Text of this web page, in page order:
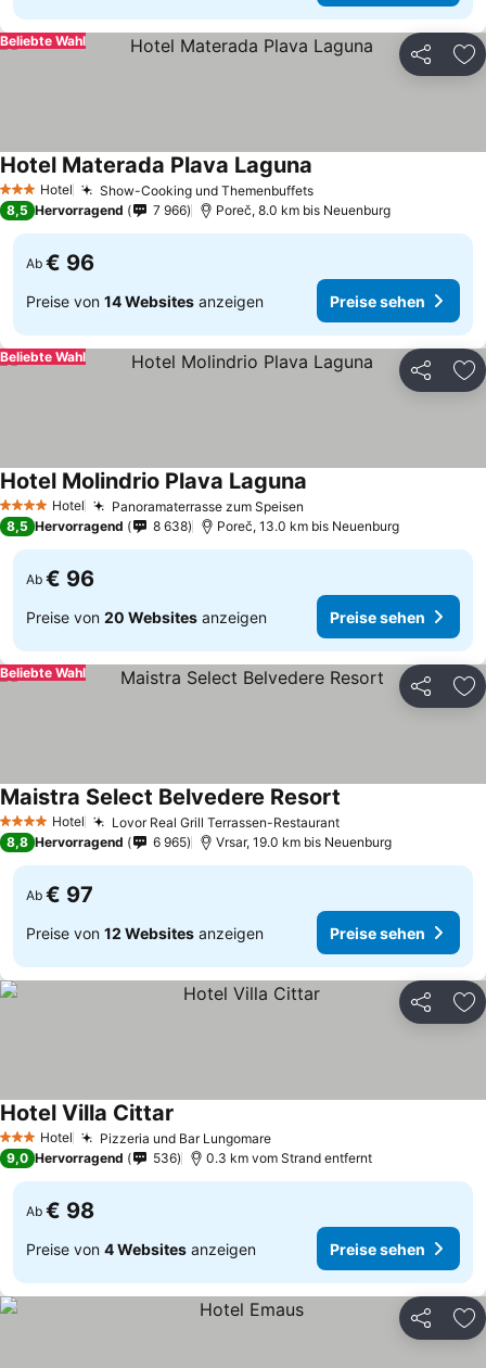
Teilen
Beliebte Wahl
3 SterneHotel Show-Cooking und Themenbuffets
Hotel Materada Plava Laguna
8,5 Hervorragend 7 966 Poreč, 8.0 km bis Neuenburg
Ab € 96
Preise von 14 Websites anzeigen Preise sehen
Teilen
Beliebte Wahl
4 Sterne Hotel Panoramaterrasse zum Speisen
Hotel Molindrio Plava Laguna
8,5 Hervorragend 8 638 Poreč, 13.0 km bis Neuenburg
Ab € 96
Preise von 20 Websites anzeigen Preise sehen
Teilen
Beliebte Wahl
4 Sterne Hotel Lovor Real Grill Terrassen-Restaurant
Maistra Select Belvedere Resort
8,8 Hervorragend 6 965 Vrsar, 19.0 km bis Neuenburg
Ab € 97
Preise von 12 Websites anzeigen Preise sehen
Teilen
3 SterneHotel Pizzeria und Bar Lungomare
Hotel Villa Cittar
9,0 Hervorragend 536 0.3 km vom Strand entfernt
Ab € 98
Preise von 4 Websites anzeigen Preise sehen
Teilen